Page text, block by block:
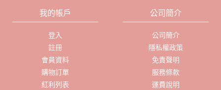
我的帳戶
登入
註冊
會員資料
購物訂單
紅利列表
公司簡介
公司簡介
隱私權政策
免責聲明
服務條款
運費說明